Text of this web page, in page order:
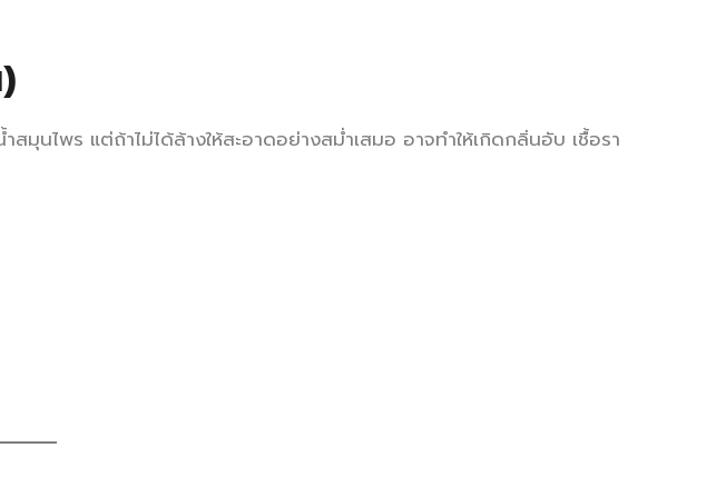
นไพร แต่ถ้าไม่ได้ล้างให้สะอาดอย่างสม่ำเสมอ อาจทำให้เกิดกลิ่นอับ เชื้อรา